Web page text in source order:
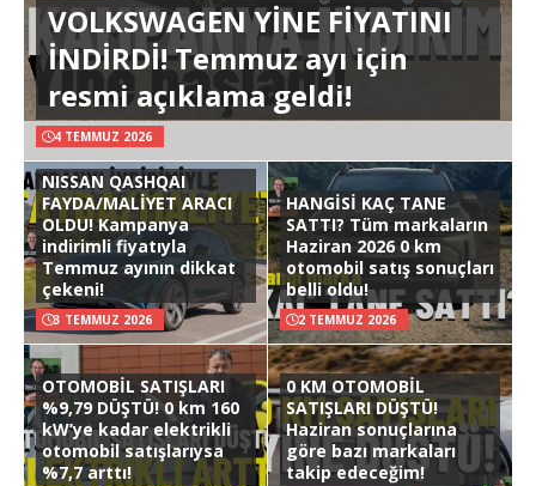
VOLKSWAGEN YİNE FİYATINI
İNDİRDİ! Temmuz ayı için
resmi açıklama geldi!
4 TEMMUZ 2026
NISSAN QASHQAI
FAYDA/MALİYET ARACI
OLDU! Kampanya
indirimli fiyatıyla
Temmuz ayının dikkat
çekeni!
3 TEMMUZ 2026
HANGİSİ KAÇ TANE
SATTI? Tüm markaların
Haziran 2026 0 km
otomobil satış sonuçları
belli oldu!
2 TEMMUZ 2026
OTOMOBİL SATIŞLARI
%9,79 DÜŞTÜ! 0 km 160
kW’ye kadar elektrikli
otomobil satışlarıysa
%7,7 arttı!
0 KM OTOMOBİL
SATIŞLARI DÜŞTÜ!
Haziran sonuçlarına
göre bazı markaları
takip edeceğim!